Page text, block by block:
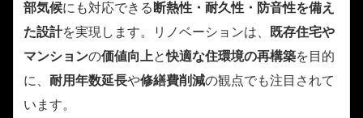
部気候にも対応できる 断熱性・耐久性・防音性を備え
た設計を実現します。リノベーションは、
既存住宅や
マンションの価値向上と快適な住環境の再構築を目的
に、 耐用年数延長や修繕費削減の観点でも注目されて
います。